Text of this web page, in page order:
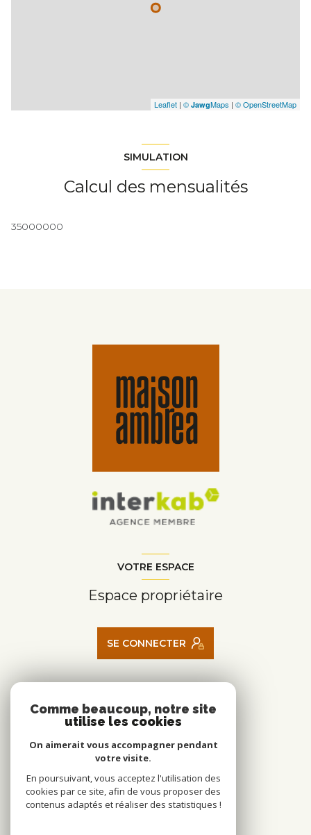
Leaflet | © JawgMaps | © OpenStreetMap
SIMULATION
Calcul des mensualités
35000000
VOTRE ESPACE
Espace propriétaire
SE CONNECTER
Nous adhérons
Comme beaucoup, notre site
utilise les cookies
On aimerait vous accompagner pendant
votre visite.
En poursuivant, vous acceptez l'utilisation des
cookies par ce site, afin de vous proposer des
contenus adaptés et réaliser des statistiques !